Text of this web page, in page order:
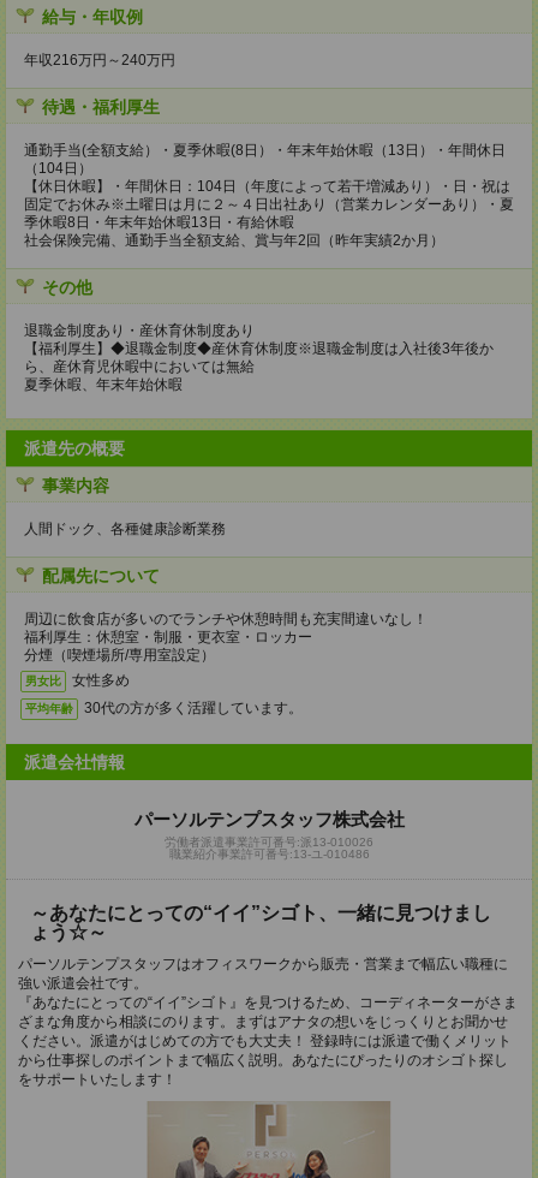
給与・年収例
年収216万円～240万円
待遇・福利厚生
通勤手当(全額支給）・夏季休暇(8日）・年末年始休暇（13日）・年間休日
（104日）
【休日休暇】・年間休日：104日（年度によって若干増減あり）・日・祝は
固定でお休み※土曜日は月に２～４日出社あり（営業カレンダーあり）・夏
季休暇8日・年末年始休暇13日・有給休暇
社会保険完備、通勤手当全額支給、賞与年2回（昨年実績2か月）
その他
退職金制度あり・産休育休制度あり
【福利厚生】◆退職金制度◆産休育休制度※退職金制度は入社後3年後か
ら、産休育児休暇中においては無給
夏季休暇、年末年始休暇
派遣先の概要
事業内容
人間ドック、各種健康診断業務
配属先について
周辺に飲食店が多いのでランチや休憩時間も充実間違いなし！
福利厚生：休憩室・制服・更衣室・ロッカー
分煙（喫煙場所/専用室設定）
男女比 女性多め
平均年齢 30代の方が多く活躍しています。
派遣会社情報
パーソルテンプスタッフ株式会社
労働者派遣事業許可番号:派13-010026
職業紹介事業許可番号:13-ユ-010486
～あなたにとっての“イイ”シゴト、一緒に見つけまし
ょう☆～
パーソルテンプスタッフはオフィスワークから販売・営業まで幅広い職種に
強い派遣会社です。
『あなたにとっての“イイ”シゴト』を見つけるため、コーディネーターがさま
ざまな角度から相談にのります。まずはアナタの想いをじっくりとお聞かせ
ください。派遣がはじめての方でも大丈夫！ 登録時には派遣で働くメリット
から仕事探しのポイントまで幅広く説明。あなたにぴったりのオシゴト探し
をサポートいたします！